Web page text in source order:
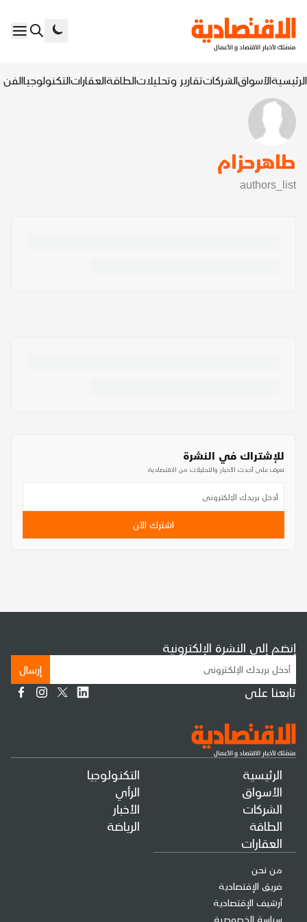
الرئيسيةالأسواقالشركاتتقارير وتحليلاتالطاقةالعقاراتالتكنولوجياالفن
طاهرحزام
authors_list
للإشتراك في النشرة
تعرف على أحدث الأخبار والتحليلات من الاقتصادية
اشترك الآن
الرئيسية
الأسواق
الشركات
الطاقة
العقارات
التكنولوجيا
الرأي
الأخبار
الرياضة
من نحن
فريق الإقتصادية
أرشيف الإقتصادية
سياسة الخصوصية
إنضم إلى النشرة الإلكترونية
إرسال
تابعنا على